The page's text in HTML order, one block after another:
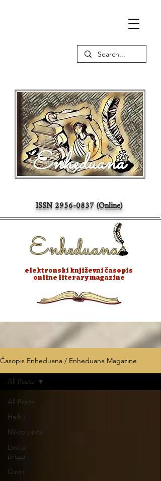
ISSN2956-0837(Online)
Enheduana
elektronski književni časopis
online literary magazine
Časopis Enheduana / Enheduana Magazine
All Posts
Haiku
Mikro priča
Lirska
proza
Osvrt
All Posts